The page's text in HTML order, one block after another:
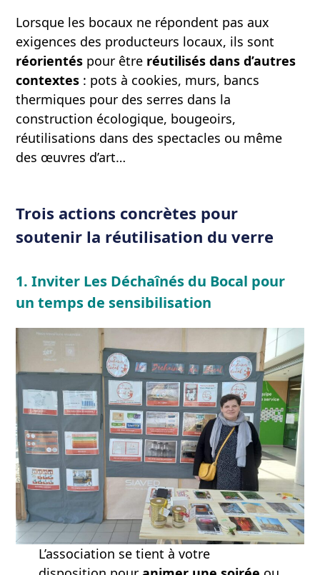
Lorsque les bocaux ne répondent pas aux
exigences des producteurs locaux, ils sont
réorientés pour être réutilisés dans d’autres
contextes : pots à cookies, murs, bancs
thermiques pour des serres dans la
construction écologique, bougeoirs,
réutilisations dans des spectacles ou même
des œuvres d’art…
Trois actions concrètes pour
soutenir la réutilisation du verre
1. Inviter Les Déchaînés du Bocal pour
un temps de sensibilisation
L’association se tient à votre